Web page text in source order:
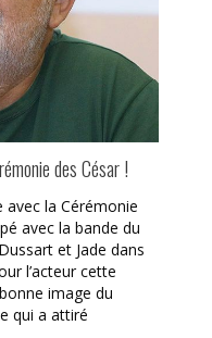
des César !
avec la Cérémonie
avec la bande du
et Jade dans
l’acteur cette
image du
qui a attiré